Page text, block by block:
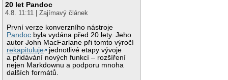
20 let Pandoc
4.8. 11:11 | Zajímavý článek
První verze konverzního nástroje
Pandoc byla vydána před 20 lety. Jeho
autor John MacFarlane při tomto výročí
rekapituluje
jednotlivé etapy vývoje
a přidávání nových funkcí – rozšíření
nejen Markdownu a podporu mnoha
dalších formátů.